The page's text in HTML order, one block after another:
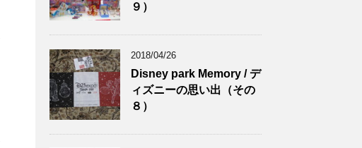
９）
2018/04/26
Disney park Memory / デ
ィズニーの思い出（その
８）